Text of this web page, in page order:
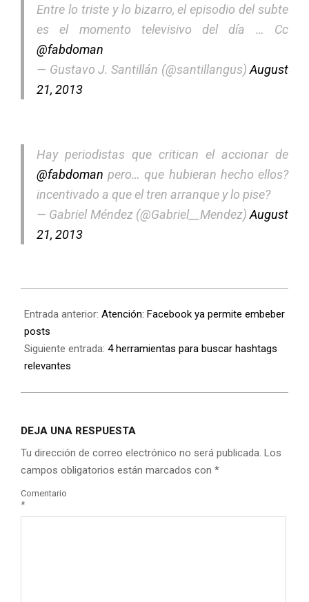
Entre lo triste y lo bizarro, el episodio del subte
es el momento televisivo del día … Cc
@fabdoman
— Gustavo J. Santillán (@santillangus) August
21, 2013
Hay periodistas que critican el accionar de
@fabdoman pero… que hubieran hecho ellos?
incentivado a que el tren arranque y lo pise?
— Gabriel Méndez (@Gabriel__Mendez) August
21, 2013
Entrada anterior: Atención: Facebook ya permite embeber
posts
Siguiente entrada: 4 herramientas para buscar hashtags
relevantes
DEJA UNA RESPUESTA
Tu dirección de correo electrónico no será publicada. Los
campos obligatorios están marcados con *
Comentario
*